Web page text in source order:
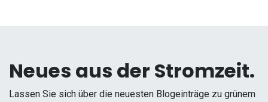
Neues aus der Stromzeit.
Lassen Sie sich über die neuesten Blogeinträge zu grünem